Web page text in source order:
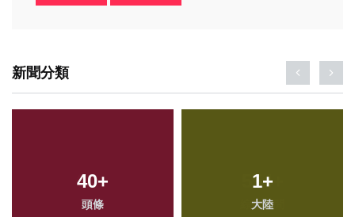
新聞分類
40+
頭條
1+
大陸